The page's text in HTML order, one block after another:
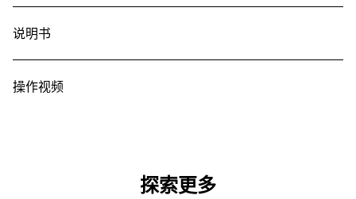
说明书
操作视频
探索更多